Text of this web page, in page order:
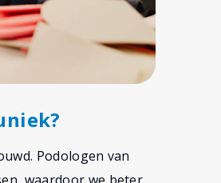
Podologen van
waardoor we beter